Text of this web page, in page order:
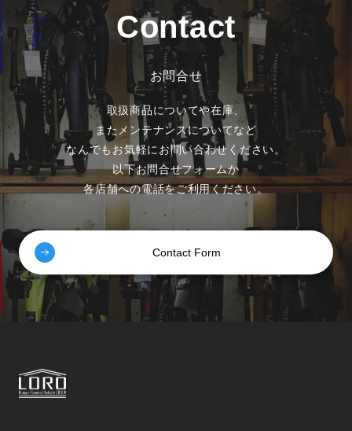
Contact
お問合せ
取扱商品についてや在庫、
またメンテナンスについてなど
なんでもお気軽にお問い合わせください。
以下お問合せフォームか
各店舗への電話をご利用ください。
Contact Form